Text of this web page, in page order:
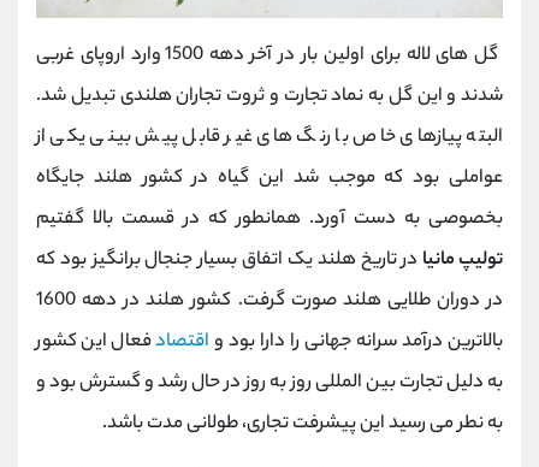
گل های لاله برای اولین بار در آخر دهه 1500 وارد اروپای غربی
شدند و این گل به نماد تجارت و ثروت تجاران هلندی تبدیل شد.
البته پیازهای خاص با رنگ های غیر قابل پیش بینی یکی از
عواملی بود که موجب شد این گیاه در کشور هلند جایگاه
بخصوصی به دست آورد. همانطور که در قسمت بالا گفتیم
تولیپ مانیا در تاریخ هلند یک اتفاق بسیار جنجال برانگیز بود که
در دوران طلایی هلند صورت گرفت. کشور هلند در دهه 1600
بالاترین درآمد سرانه جهانی را دارا بود و اقتصادفعال این کشور
به دلیل تجارت بین المللی روز به روز در حال رشد و گسترش بود و
به نطر می رسید این پیشرفت تجاری، طولانی مدت باشد.